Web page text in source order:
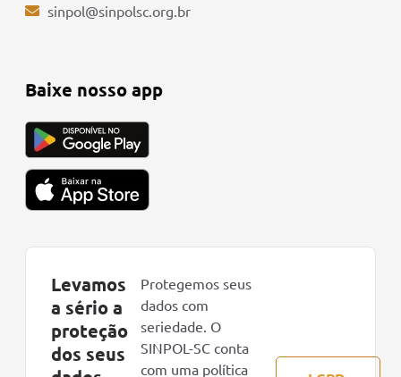
sinpol@sinpolsc.org.br
Baixe nosso app
Levamos
a sério a
proteção
dos seus
Protegemos seus
dados com
seriedade. O
SINPOL-SC conta
com uma política